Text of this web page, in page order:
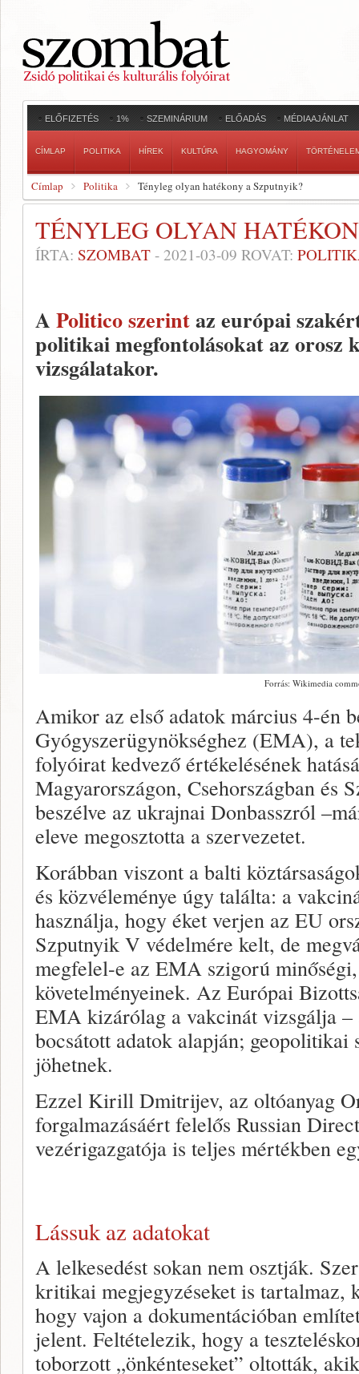
ELŐFIZETÉS 1% SZEMINÁRIUM ELŐADÁS MÉDIAAJÁNLAT
CÍMLAP POLITIKA HÍREK KULTÚRA HAGYOMÁNY
Címlap Politika Tényleg olyan hatékony a Szputnyik?
TÉNYLEG OLYAN
ÍRTA: SZOMBAT - 2021-03-09 ROVAT:
A Politico szerintaz európai
politikai megfontolásokat az orosz
vizsgálatakor.
Forrás: Wikimedia
Amikor az első adatok március 4-én
Gyógyszerügynökséghez (EMA), a
folyóirat kedvező értékelésének
Magyarországon, Csehországban és
beszélve az ukrajnai Donbasszról
eleve megosztotta a szervezetet.
Korábban viszont a balti
és közvéleménye úgy találta: a
használja, hogy éket verjen az EU
Szputnyik V védelmére kelt, de
megfelel-e az EMA szigorú
követelményeinek. Az Európai
EMA kizárólag a vakcinát vizsgálja
bocsátott adatok alapján; geopolitikai
jöhetnek.
Ezzel Kirill Dmitrijev, az oltóanyag
forgalmazásáért felelős Russian
vezérigazgatója is teljes mértékben
Lássuk az adatokat
A lelkesedést sokan nem osztják.
kritikai megjegyzéseket is tartalmaz,
hogy vajon a dokumentációban
jelent. Feltételezik, hogy a
toborzott „önkénteseket” oltották,